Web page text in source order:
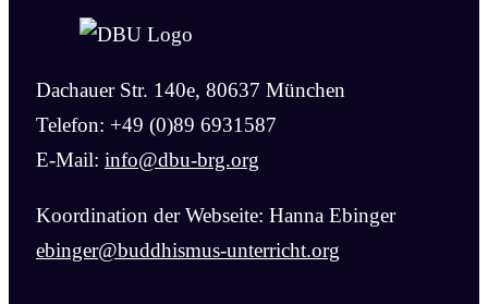
Dachauer Str. 140e, 80637 München
Telefon: +49 (0)89 6931587
E-Mail: info@dbu-brg.org
Koordination der Webseite: Hanna Ebinger
ebinger@buddhismus-unterricht.org